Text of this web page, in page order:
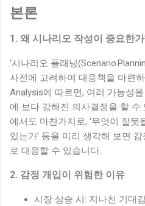
본론
1. 왜 시나리오 작성이 중요한
‘시나리오 플래닝(Scenario
사전에 고려하여 대응책을 마련
Analysis에 따르면, 여러 가능성
에 보다 강해진 의사결정을 할
에서도 마찬가지로, ‘무엇이 잘못
있는가’ 등을 미리 생각해 보면
로 대응할 수 있습니다.
2. 감정 개입이 위험한 이유
시장 상승 시: 지나친 기대